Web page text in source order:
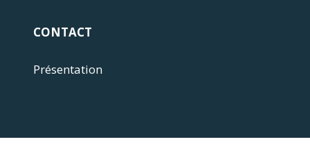
CONTACT
Présentation